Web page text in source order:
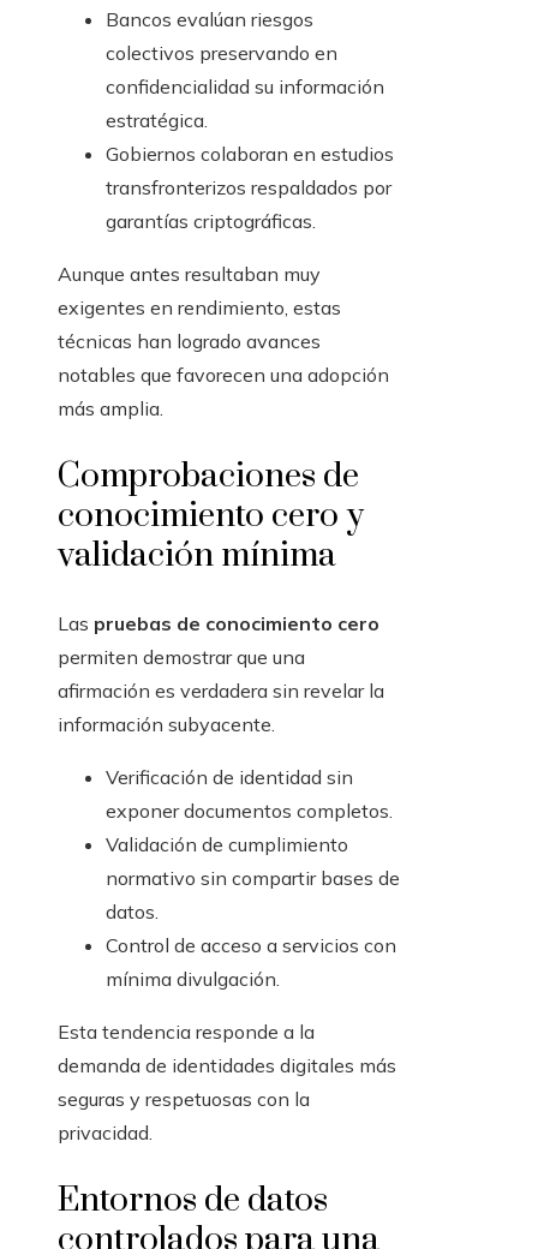
Bancos evalúan riesgos
colectivos preservando en
confidencialidad su información
estratégica.
Gobiernos colaboran en estudios
transfronterizos respaldados por
garantías criptográficas.
Aunque antes resultaban muy
exigentes en rendimiento, estas
técnicas han logrado avances
notables que favorecen una adopción
más amplia.
Comprobaciones de
conocimiento cero y
validación mínima
Las pruebas de conocimiento cero
permiten demostrar que una
afirmación es verdadera sin revelar la
información subyacente.
Verificación de identidad sin
exponer documentos completos.
Validación de cumplimiento
normativo sin compartir bases de
datos.
Control de acceso a servicios con
mínima divulgación.
Esta tendencia responde a la
demanda de identidades digitales más
seguras y respetuosas con la
privacidad.
Entornos de datos
controlados para una